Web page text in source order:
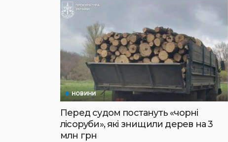
НОВИНИ
Перед судом постануть «чорні
лісоруби», які знищили дерев на 3
млн грн